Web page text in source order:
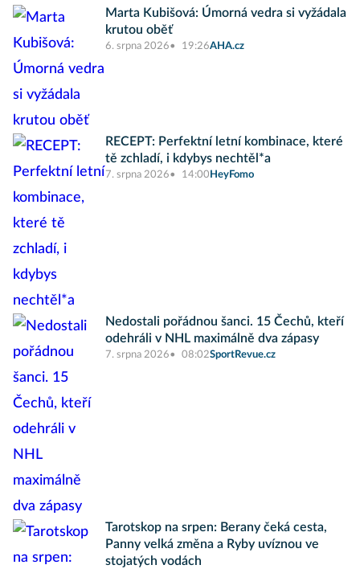
Marta Kubišová: Úmorná vedra si vyžádala
krutou oběť
6. srpna 2026 19:26AHA.cz
RECEPT: Perfektní letní kombinace, které
tě zchladí, i kdybys nechtěl*a
7. srpna 2026 14:00 HeyFomo
Nedostali pořádnou šanci. 15 Čechů, kteří
odehráli v NHL maximálně dva zápasy
7. srpna 2026 08:02SportRevue.cz
Tarotskop na srpen: Berany čeká cesta,
Panny velká změna a Ryby uvíznou ve
stojatých vodách